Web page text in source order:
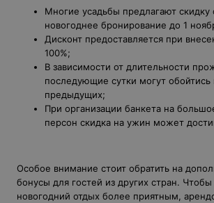
Многие усадьбы предлагают скидку
новогоднее бронирование до 1
Дисконт предоставляется при
100%;
В зависимости от длительности
последующие сутки могут
предыдущих;
При организации банкета на
персон скидка на ужин может
Особое внимание стоит обратить на
бонусы для гостей из других стран. Чтобы
новогодний отдых более приятным,